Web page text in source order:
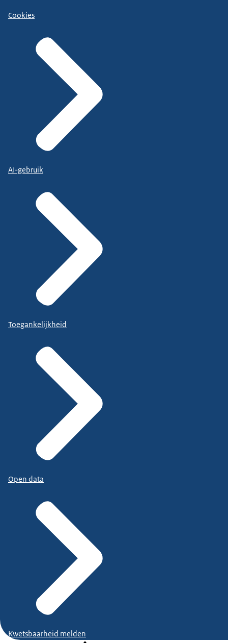
Cookies
AI-gebruik
Toegankelijkheid
Open data
Kwetsbaarheid melden